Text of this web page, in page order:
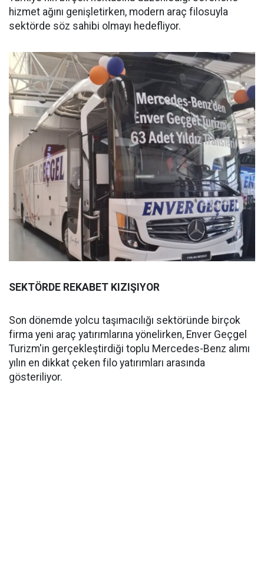
hizmet ağını genişletirken, modern araç filosuyla
sektörde söz sahibi olmayı hedefliyor.
SEKTÖRDE REKABET KIZIŞIYOR
Son dönemde yolcu taşımacılığı sektöründe birçok
firma yeni araç yatırımlarına yönelirken, Enver Geçgel
Turizm'in gerçekleştirdiği toplu Mercedes-Benz alımı
yılın en dikkat çeken filo yatırımları arasında
gösteriliyor.